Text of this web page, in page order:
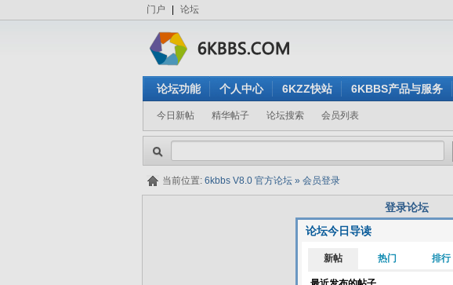
门户 论坛
论坛功能 个人中心 6KZZ快站 6KBBS产品与服务
今日新帖 精华帖子 论坛搜索 会员列表
论坛今日导读
当前位置: 6kbbs V8.0 官方论坛 » 会员登录
登录论坛
用户名: